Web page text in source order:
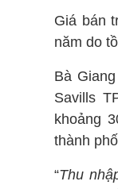
Giá bán
năm do
Bà
Savills
khoảng
thành
“Thu